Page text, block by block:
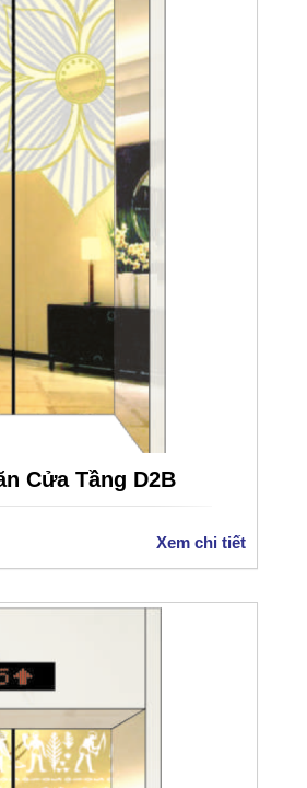
Cửa Tầng D2B
Xem chi tiết